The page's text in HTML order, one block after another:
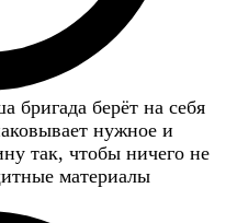
бригада берёт на себя
нужное и
так, чтобы ничего не
материалы